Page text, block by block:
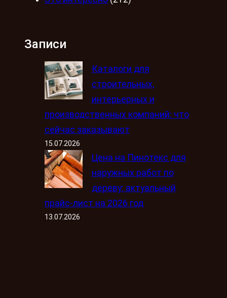
Записи
Каталоги для
строительных,
интерьерных и
производственных компаний: что
сейчас заказывают
15.07.2026
Цена на Пинотекс для
наружных работ по
дереву: актуальный
прайс-лист на 2026 год
13.07.2026